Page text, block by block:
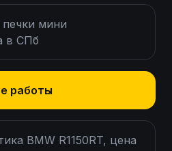
мини
в СПб
работы
BMW R1150RT, цена